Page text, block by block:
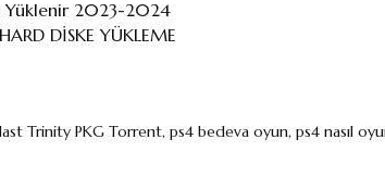
Yüklenir 2023-2024
DİSKE YÜKLEME
Trinity PKG Torrent, ps4 bedeva oyun, ps4 nasıl